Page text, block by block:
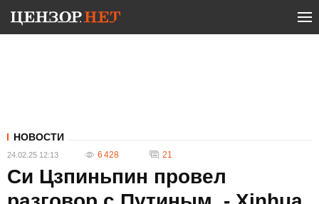
НОВОСТИ
24.02.25 12:13 6 428 21
Си Цзпиньпин провел